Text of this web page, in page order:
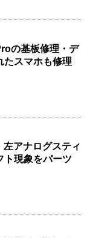
の基板修理・デ
たスマホも修理
左アナログスティ
ト現象をパーツ